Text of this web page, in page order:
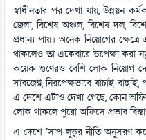
স্বাধীনতার পর দেখা যায়, উন্নয়ন
জেলা, বিশেষ অঞ্চল, বিশেষ দল,
প্রধান্য পায়। অনেক নিয়োগের ক্ষেত্রে
থাকলেও তা একেবারে উপেক্ষা করা
কয়েক গুণেরও বেশি লোক নিয়োগ
সাবজেক্ট, নিরপেক্ষভাবে যাচাই-
এ দেশে এটাও দেখা গেছে, কোন
লোক থাকলে পুরো অফিসে প্রভাব
এ দেশে ‘সাপ-লুডুর নীতি অনুসরণ করে